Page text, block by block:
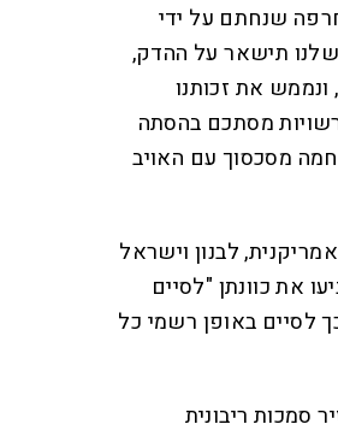
שנחתם על ידי
שלנו תישאר על ההדק,
את זכותנו
מסתכם בהסתה
מסכסוך עם האויב
לבנון וישראל
את כוונתן "לסיים
לסיים באופן רשמי כל
סמכות ריבונית